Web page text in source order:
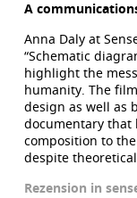
A
Anna Daly at
“Schematic
highlight the
humanity. The
design as well as
documentary that
composition to
despite
Rezension in